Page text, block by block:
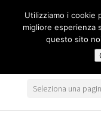
Seleziona una
Utilizziamo i cookie
migliore esperienza
questo sito